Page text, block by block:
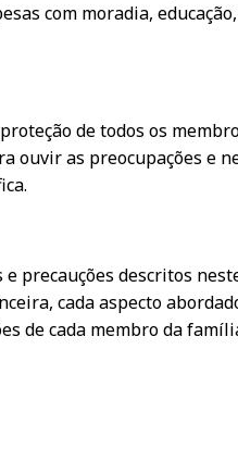
com moradia,
de todos os
as preocupações e
precauções descritos
cada aspecto
de cada membro da